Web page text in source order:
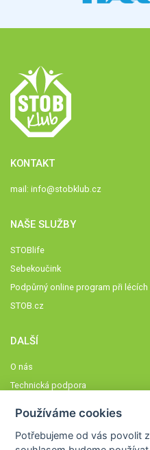
KONTAKT
mail: info@stobklub.cz
NAŠE SLUŽBY
STOBlife
Sebekoučink
Podpůrný online program při lécích
STOB.cz
DALŠÍ
O nás
Technická podpora
Členové STOBklubu
Používáme cookies
Potřebujeme od vás povolit